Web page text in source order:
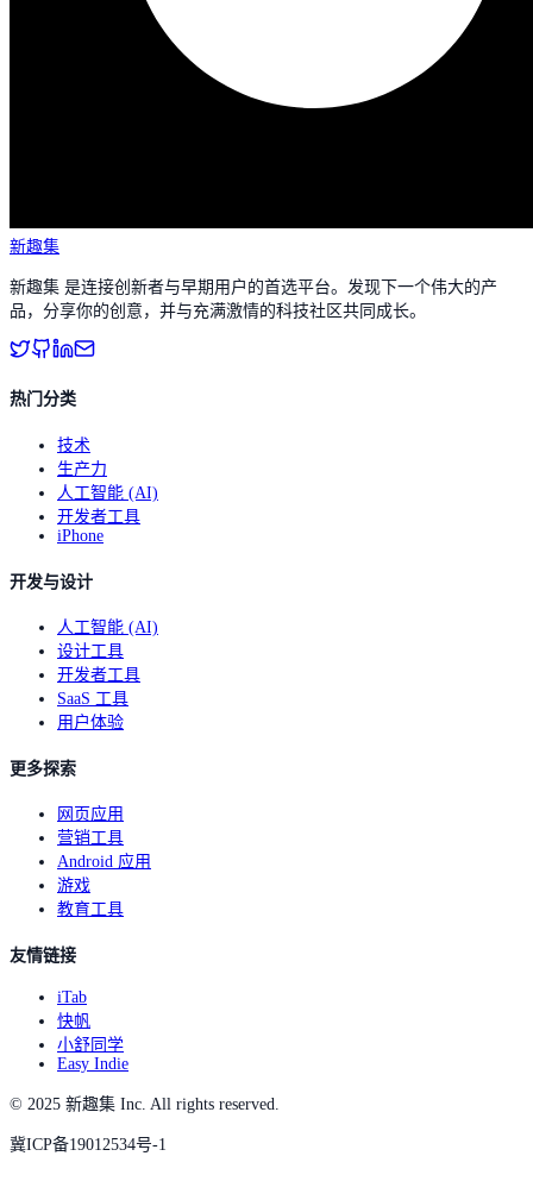
新趣集
新趣集 是连接创新者与早期用户的首选平台。发现下一个伟大的产
品，分享你的创意，并与充满激情的科技社区共同成长。
热门分类
技术
生产力
人工智能 (AI)
开发者工具
iPhone
开发与设计
人工智能 (AI)
设计工具
开发者工具
SaaS 工具
用户体验
更多探索
网页应用
营销工具
Android 应用
游戏
教育工具
友情链接
iTab
快帆
小舒同学
Easy Indie
© 2025 新趣集 Inc. All rights reserved.
冀ICP备19012534号-1